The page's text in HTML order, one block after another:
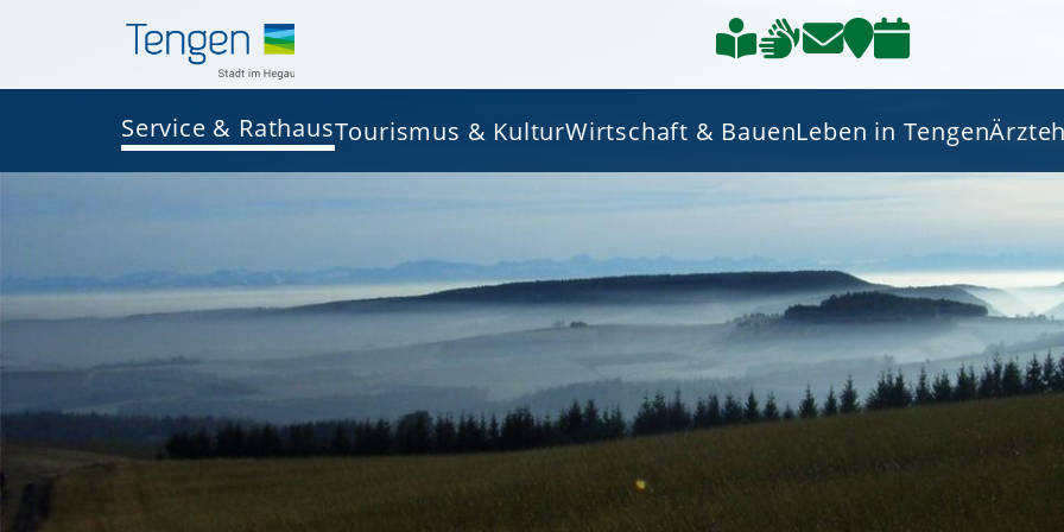
Service & RathausTourismus & KulturWirtschaft & BauenLeben in Tengen